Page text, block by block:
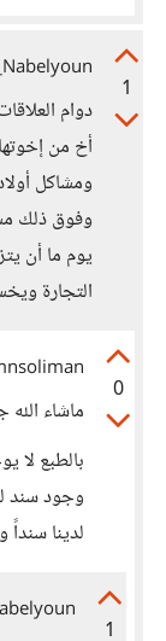
1
دوام
أخ من
ومشاكل
وفوق ذلك
يوم ما أن
التجارة
0
ماشاء
بالطبع
وجود سند
لدينا
1